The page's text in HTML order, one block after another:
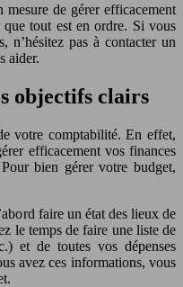
mesure de gérer efficacement
tout est en ordre. Si vous
n’hésitez pas à contacter un
aider.
objectifs clairs
votre comptabilité. En effet,
efficacement vos finances
bien gérer votre budget,
faire un état des lieux de
le temps de faire une liste de
et de toutes vos dépenses
avez ces informations, vous